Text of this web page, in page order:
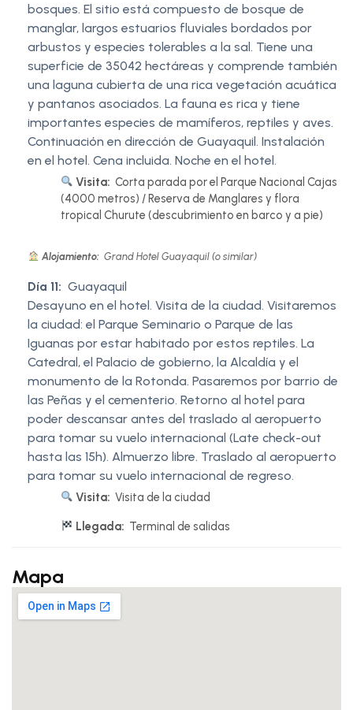
bosques. El sitio está compuesto de bosque de
manglar, largos estuarios fluviales bordados por
arbustos y especies tolerables a la sal. Tiene una
superficie de 35042 hectáreas y comprende también
una laguna cubierta de una rica vegetación acuática
y pantanos asociados. La fauna es rica y tiene
importantes especies de mamíferos, reptiles y aves.
Continuación en dirección de Guayaquil. Instalación
en el hotel. Cena incluida. Noche en el hotel.
Visita: Corta parada por el Parque Nacional Cajas
(4000 metros) / Reserva de Manglares y flora
tropical Churute (descubrimiento en barco y a pie)
Alojamiento: Grand Hotel Guayaquil (o similar)
Día 11: Guayaquil
Desayuno en el hotel. Visita de la ciudad. Visitaremos
la ciudad: el Parque Seminario o Parque de las
Iguanas por estar habitado por estos reptiles. La
Catedral, el Palacio de gobierno, la Alcaldía y el
monumento de la Rotonda. Pasaremos por barrio de
las Peñas y el cementerio. Retorno al hotel para
poder descansar antes del traslado al aeropuerto
para tomar su vuelo internacional (Late check-out
hasta las 15h). Almuerzo libre. Traslado al aeropuerto
para tomar su vuelo internacional de regreso.
Visita: Visita de la ciudad
Llegada: Terminal de salidas
Mapa